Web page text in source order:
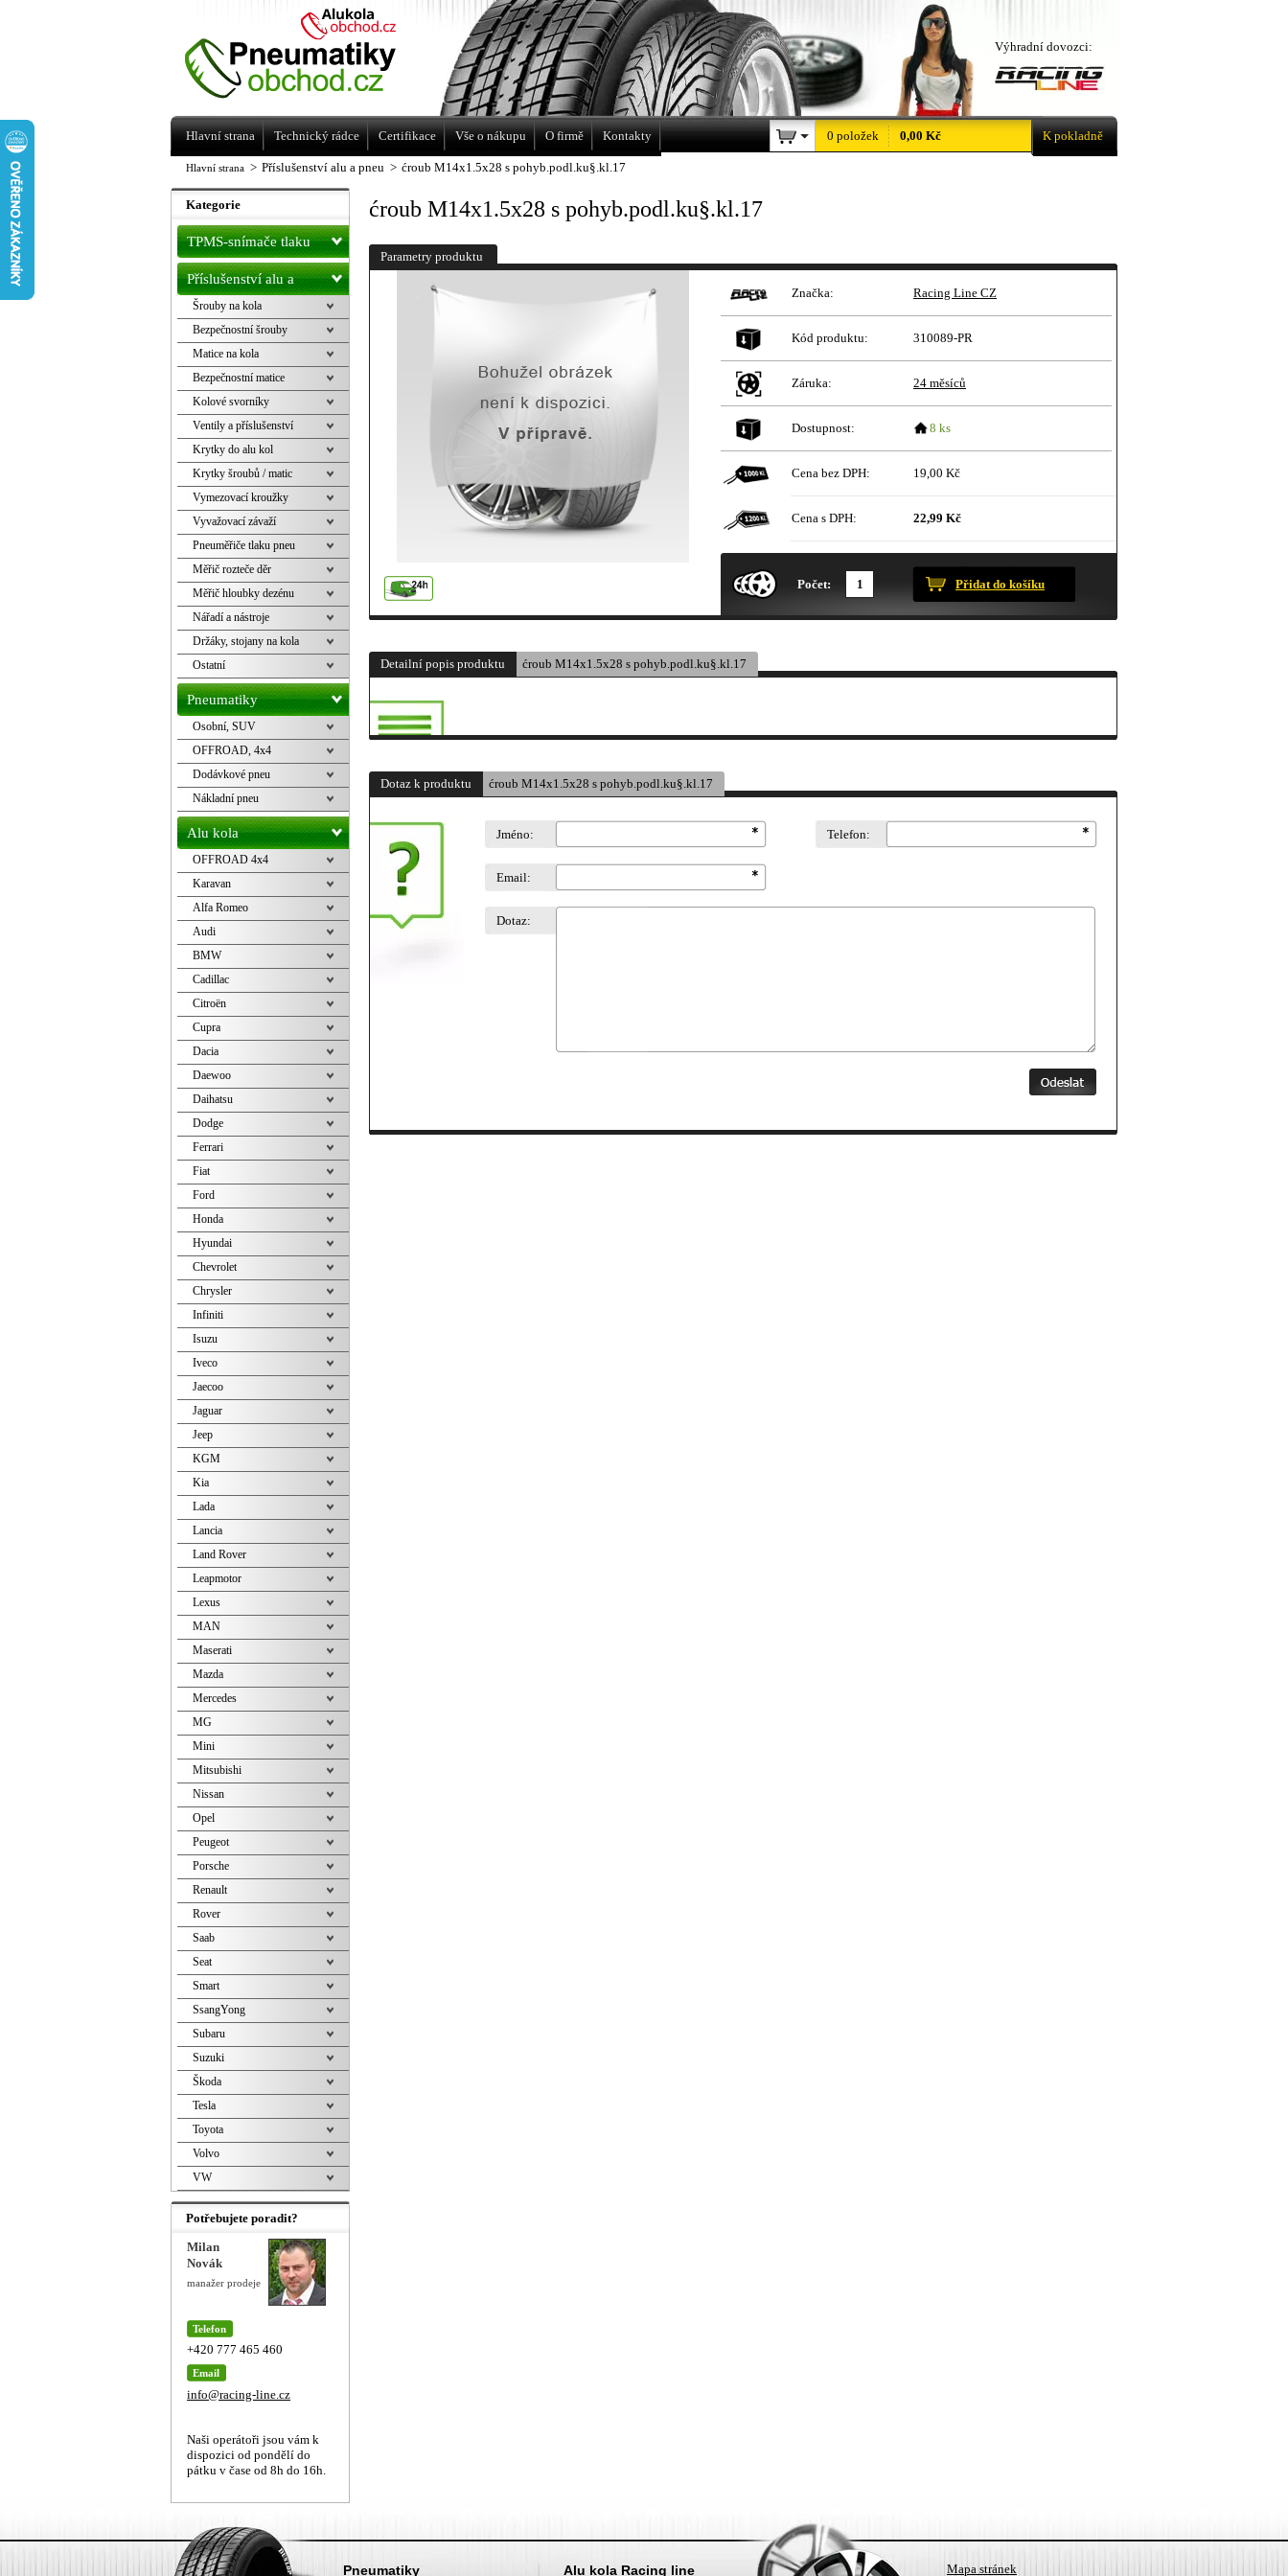
Hlavní strana > Příslušenství alu a pneu > ćroub M14x1.5x28 s pohyb.podl.ku§.kl.17
ćroub M14x1.5x28 s pohyb.podl.ku§.kl.17
Parametry produktu
Značka: Racing Line CZ
Kód produktu: 310089-PR
Záruka: 24 měsíců
Dostupnost: 8 ks
Cena bez DPH: 19,00 Kč
Cena s DPH: 22,99 Kč
Počet: Přidat do košíku
Detailní popis produktu ćroub M14x1.5x28 s pohyb.podl.ku§.kl.17
Dotaz k produktu ćroub M14x1.5x28 s pohyb.podl.ku§.kl.17
Jméno: Telefon:
Email:
Dotaz:
Kategorie
TPMS-snímače tlaku
Příslušenství alu a
pneu
Šrouby na kola
Bezpečnostní šrouby
Matice na kola
Bezpečnostní matice
Kolové svorníky
Ventily a příslušenství
Krytky do alu kol
Krytky šroubů / matic
Vymezovací kroužky
Vyvažovací závaží
Pneuměřiče tlaku pneu
Měřič rozteče děr
Měřič hloubky dezénu
Nářadí a nástroje
Držáky, stojany na kola
Ostatní
Pneumatiky
Osobní, SUV
OFFROAD, 4x4
Dodávkové pneu
Nákladní pneu
Alu kola
OFFROAD 4x4
Karavan
Alfa Romeo
Audi
BMW
Cadillac
Citroën
Cupra
Dacia
Daewoo
Daihatsu
Dodge
Ferrari
Fiat
Ford
Honda
Hyundai
Chevrolet
Chrysler
Infiniti
Isuzu
Iveco
Jaecoo
Jaguar
Jeep
KGM
Kia
Lada
Lancia
Land Rover
Leapmotor
Lexus
MAN
Maserati
Mazda
Mercedes
MG
Mini
Mitsubishi
Nissan
Opel
Peugeot
Porsche
Renault
Rover
Saab
Seat
Smart
SsangYong
Subaru
Suzuki
Škoda
Tesla
Toyota
Volvo
VW
Potřebujete poradit?
Milan
Novák
manažer prodeje
Telefon
+420 777 465 460
Email
info@racing-line.cz
Naši operátoři jsou vám k
dispozici od pondělí do
pátku v čase od 8h do 16h.
Levné pneumatiky letní, zimní, Alu kola
a litá kola Racing Line
Výhradní dovozci:
Hlavní strana Technický rádce Certifikace Vše o nákupu O firmě Kontakty 0 položek 0,00 Kč K pokladně
Nahoru
Pneumatiky Alu kola Racing line Mapa stránek